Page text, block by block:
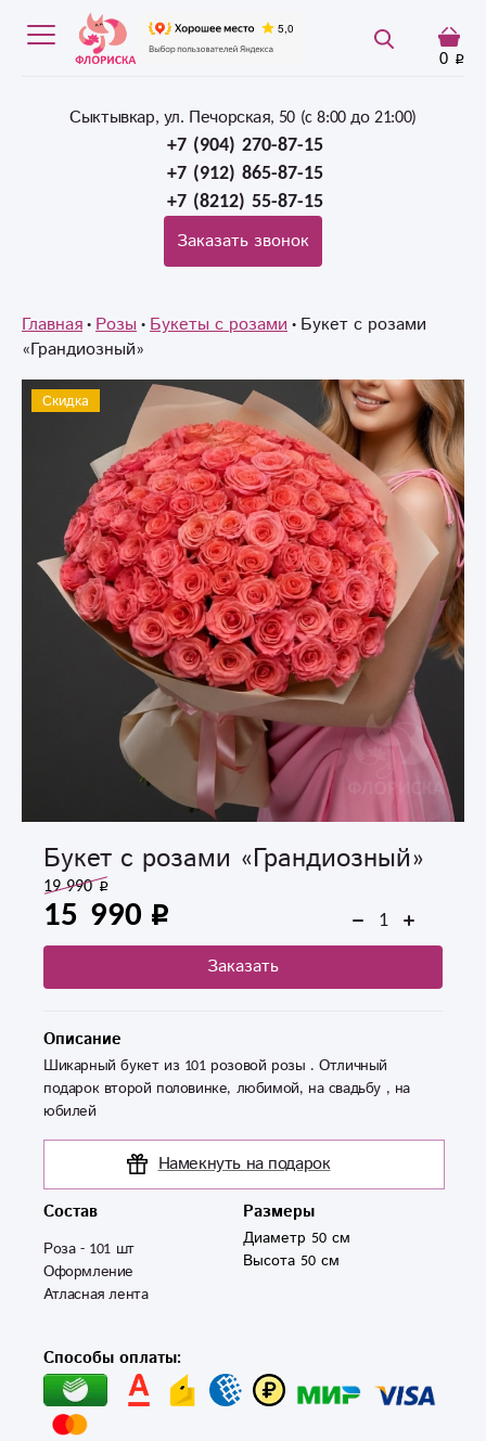
0
Сыктывкар, ул. Печорская, 50 (c 8:00 до 21:00)
+7 (904) 270-87-15
+7 (912) 865-87-15
+7 (8212) 55-87-15
Заказать звонок
Главная Розы Букеты с розами Букет с розами
«Грандиозный»
Скидка
Букет с розами «Грандиозный»
15 990
19 990
Заказать
Описание
Шикарный букет из 101 розовой розы . Отличный
подарок второй половинке, любимой, на свадьбу , на
юбилей
Намекнуть на подарок
Состав
Роза - 101 шт
Оформление
Атласная лента
Размеры
Диаметр 50 см
Высота 50 см
Способы оплаты: